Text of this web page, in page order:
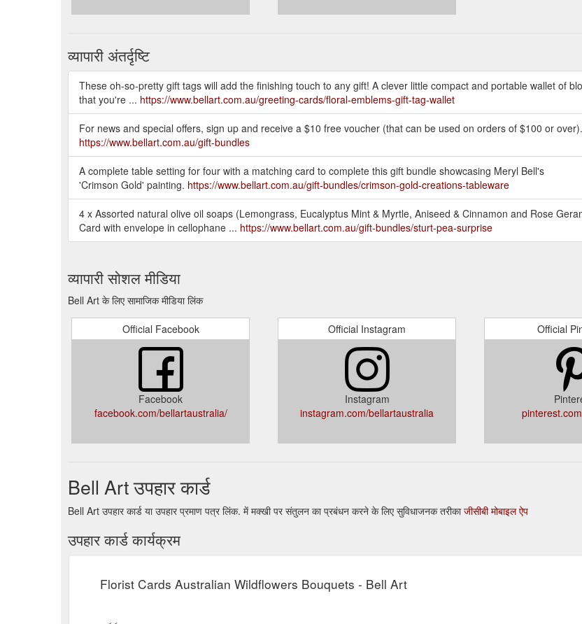
व्यापारी अंतर्दृष्टि
These oh-so-pretty gift tags will add the finishing touch to any gift! A clever little compact and portable wallet of
that you're ... https://www.bellart.com.au/greeting-cards/floral-emblems-gift-tag-wallet
For news and special offers, sign up and receive a $10 free voucher (that can be used on orders of $100 or over).
https://www.bellart.com.au/gift-bundles
A complete table setting for four with a matching card to complete this gift bundle showcasing Meryl Bell's
'Crimson Gold' painting. https://www.bellart.com.au/gift-bundles/crimson-gold-creations-tableware
4 x Assorted natural olive oil soaps (Lemongrass, Eucalyptus Mint & Myrtle, Aniseed & Cinnamon and Rose
Card with envelope in cellophane ... https://www.bellart.com.au/gift-bundles/sturt-pea-surprise
व्यापारी सोशल मीडिया
Bell Art के लिए सामाजिक मीडिया लिंक
Official Facebook
Facebook
facebook.com/bellartaustralia/
Official Instagram
Instagram
instagram.com/bellartaustralia
Official
Bell Art उपहार कार्ड
Bell Art उपहार कार्ड या उपहार प्रमाण पत्र लिंक. में मक्खी पर संतुलन का प्रबंधन करने के लिए सुविधाजनक तरीकाजीसीबी मोबाइल ऐप
उपहार कार्ड कार्यक्रम
Florist Cards Australian Wildflowers Bouquets - Bell Art